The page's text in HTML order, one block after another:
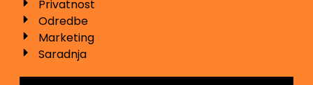
Privatnost
Odredbe
Marketing
Saradnja